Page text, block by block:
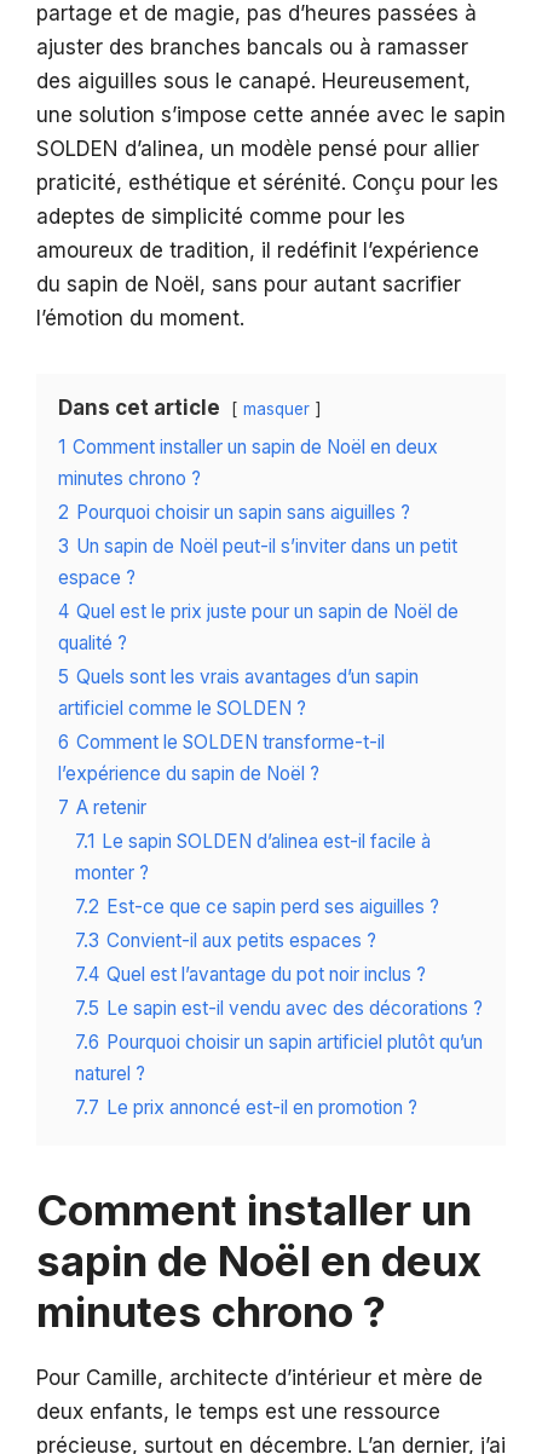
partage et de magie, pas d’heures passées à
ajuster des branches bancals ou à ramasser
des aiguilles sous le canapé. Heureusement,
une solution s’impose cette année avec le sapin
SOLDEN d’alinea, un modèle pensé pour allier
praticité, esthétique et sérénité. Conçu pour les
adeptes de simplicité comme pour les
amoureux de tradition, il redéfinit l’expérience
du sapin de Noël, sans pour autant sacrifier
l’émotion du moment.
Dans cet article masquer
1 Comment installer un sapin de Noël en deux
minutes chrono ?
2 Pourquoi choisir un sapin sans aiguilles ?
3 Un sapin de Noël peut-il s’inviter dans un petit
espace ?
4 Quel est le prix juste pour un sapin de Noël de
qualité ?
5 Quels sont les vrais avantages d’un sapin
artificiel comme le SOLDEN ?
6 Comment le SOLDEN transforme-t-il
l’expérience du sapin de Noël ?
7 A retenir
7.1 Le sapin SOLDEN d’alinea est-il facile à
monter ?
7.2 Est-ce que ce sapin perd ses aiguilles ?
7.3 Convient-il aux petits espaces ?
7.4 Quel est l’avantage du pot noir inclus ?
7.5 Le sapin est-il vendu avec des décorations ?
7.6 Pourquoi choisir un sapin artificiel plutôt qu’un
naturel ?
7.7 Le prix annoncé est-il en promotion ?
Comment installer un
sapin de Noël en deux
minutes chrono ?
Pour Camille, architecte d’intérieur et mère de
deux enfants, le temps est une ressource
précieuse, surtout en décembre. L’an dernier, j’ai